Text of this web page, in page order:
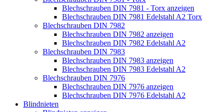
Blechschrauben DIN 7981 - Torx anzeigen
Blechschrauben DIN 7981 Edelstahl A2 Torx
Blechschrauben DIN 7982
Blechschrauben DIN 7982 anzeigen
Blechschrauben DIN 7982 Edelstahl A2
Blechschrauben DIN 7983
Blechschrauben DIN 7983 anzeigen
Blechschrauben DIN 7983 Edelstahl A2
Blechschrauben DIN 7976
Blechschrauben DIN 7976 anzeigen
Blechschrauben DIN 7976 Edelstahl A2
Blindnieten